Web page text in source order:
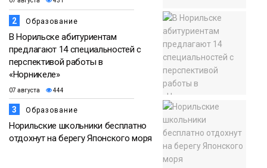
2 Образование
В Норильске абитуриентам
предлагают 14 специальностей с
перспективой работы в
«Норникеле»
07 августа 444
3 Образование
Норильские школьники бесплатно
отдохнут на берегу Японского моря